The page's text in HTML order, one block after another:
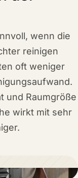
wenn die
reinigen
oft weniger
und Raumgröße
wirkt mit sehr